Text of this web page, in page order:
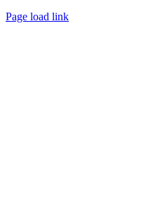
Page load link